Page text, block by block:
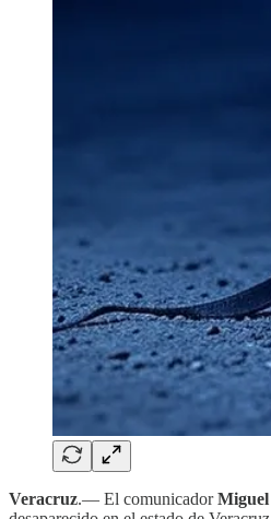
Veracruz.— El comunicador